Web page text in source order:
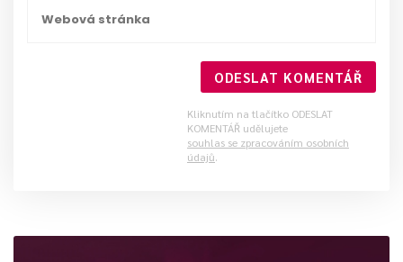
ODESLAT KOMENTÁŘ
Kliknutím na tlačítko ODESLAT
KOMENTÁŘ udělujete
souhlas se zpracováním osobních
údajů.